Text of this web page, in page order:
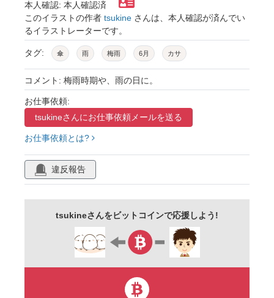
本人確認: 本人確認済
このイラストの作者 tsukine さんは、本人確認が済んでい
るイラストレーターです。
タグ: 傘 雨 梅雨 6月 カサ
コメント: 梅雨時期や、雨の日に。
お仕事依頼:
tsukineさんにお仕事依頼メールを送る
お仕事依頼とは?
違反報告
tsukineさんをビットコインで応援しよう!